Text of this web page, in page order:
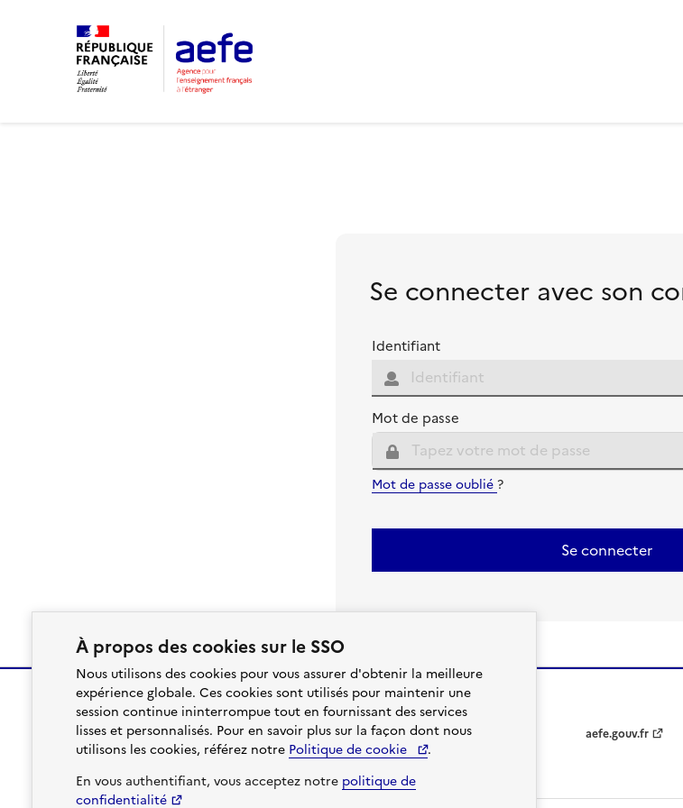
Se connecter avec son
Identifiant
Mot de passe
Mot de passe oublié?
Se connecter
À propos des cookies sur le SSO
Nous utilisons des cookies pour vous assurer d'obtenir la meilleure
expérience globale. Ces cookies sont utilisés pour maintenir une
session continue ininterrompue tout en fournissant des services
lisses et personnalisés. Pour en savoir plus sur la façon dont nous
utilisons les cookies, référez notre Politique de cookie
.
En vous authentifiant, vous acceptez notre politique de
confidentialité
aefe.gouv.fr